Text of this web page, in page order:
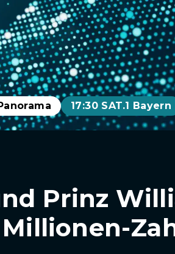
17:30 SAT.1 Bayern
Prinz